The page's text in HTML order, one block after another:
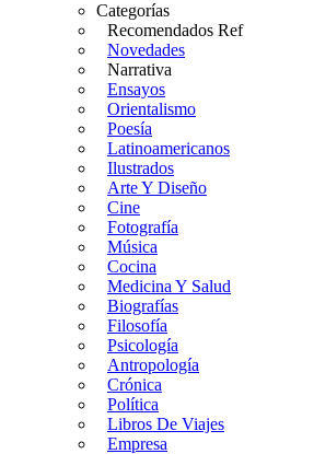
Categorías
Recomendados Ref
Novedades
Narrativa
Ensayos
Orientalismo
Poesía
Latinoamericanos
Ilustrados
Arte Y Diseño
Cine
Fotografía
Música
Cocina
Medicina Y Salud
Biografías
Filosofía
Psicología
Antropología
Crónica
Política
Libros De Viajes
Empresa